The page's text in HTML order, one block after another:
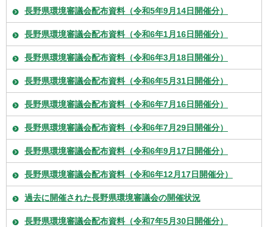
長野県環境審議会配布資料（令和5年9月14日開催分）
長野県環境審議会配布資料（令和6年1月16日開催分）
長野県環境審議会配布資料（令和6年3月18日開催分）
長野県環境審議会配布資料（令和6年5月31日開催分）
長野県環境審議会配布資料（令和6年7月16日開催分）
長野県環境審議会配布資料（令和6年7月29日開催分）
長野県環境審議会配布資料（令和6年9月17日開催分）
長野県環境審議会配布資料（令和6年12月17日開催分）
過去に開催された長野県環境審議会の開催状況
長野県環境審議会配布資料（令和7年5月30日開催分）